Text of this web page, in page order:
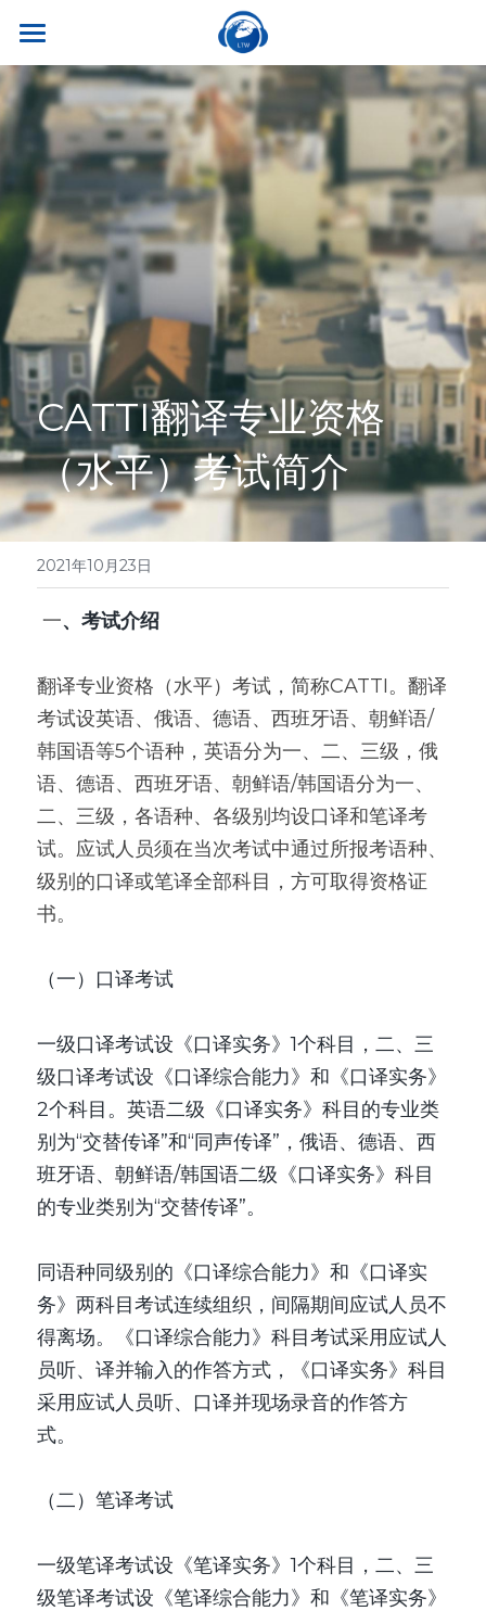
首页
关于我们
听世界外语
名师风采
学校荣誉
考试比赛
合作伙伴
最新资讯
热门课程
英专学硕
英专专硕
英语口译
英语笔译
流利口语
雅思托福
医学系列
实习就业
实习项目
就业资讯
学习资源
干货讲座
真题系列
双语资料
翻译服务
笔译服务
口译服务
翻译语种
翻译报价
联系我们
CATTI翻译专业资格
（水平）考试简介
2021年10月23日
一、考试介绍
翻译专业资格（水平）考试，简称CATTI。翻译
考试设英语、俄语、德语、西班牙语、朝鲜语/
韩国语等5个语种，英语分为一、二、三级，俄
语、德语、西班牙语、朝鲜语/韩国语分为一、
二、三级，各语种、各级别均设口译和笔译考
试。应试人员须在当次考试中通过所报考语种、
级别的口译或笔译全部科目，方可取得资格证
书。
（一）口译考试
一级口译考试设《口译实务》1个科目，二、三
级口译考试设《口译综合能力》和《口译实务》
2个科目。英语二级《口译实务》科目的专业类
别为“交替传译”和“同声传译”，俄语、德语、西
班牙语、朝鲜语/韩国语二级《口译实务》科目
的专业类别为“交替传译”。
同语种同级别的《口译综合能力》和《口译实
务》两科目考试连续组织，间隔期间应试人员不
得离场。《口译综合能力》科目考试采用应试人
员听、译并输入的作答方式，《口译实务》科目
采用应试人员听、口译并现场录音的作答方
式。
（二）笔译考试
一级笔译考试设《笔译实务》1个科目，二、三
级笔译考试设《笔译综合能力》和《笔译实务》
商品分类
所有商品分类